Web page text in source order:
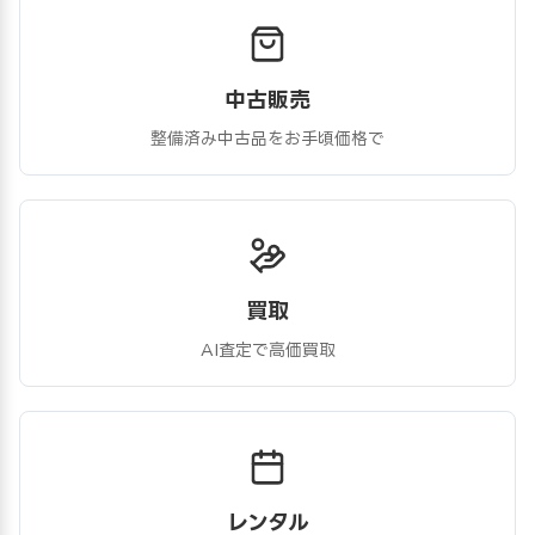
中古販売
整備済み中古品をお手頃価格で
買取
AI査定で高価買取
レンタル